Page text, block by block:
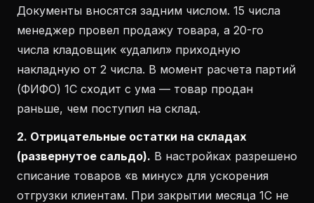
Документы вносятся задним числом. 15 числа
менеджер провел продажу товара, а 20-го
числа кладовщик «удалил» приходную
накладную от 2 числа. В момент расчета партий
(ФИФО) 1С сходит с ума — товар продан
раньше, чем поступил на склад.
2. Отрицательные остатки на складах
(развернутое сальдо). В настройках разрешено
списание товаров «в минус» для ускорения
отгрузки клиентам. При закрытии месяца 1С не